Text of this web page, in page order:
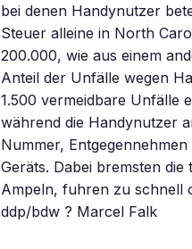
bei denen Handynutzer
Steuer alleine in North
200.000, wie aus einem
Anteil der Unfälle wegen
1.500 vermeidbare Unfälle
während die Handynutzer
Nummer,
Geräts. Dabei bremsten
Ampeln, fuhren zu schnell
ddp/bdw ? Marcel Falk